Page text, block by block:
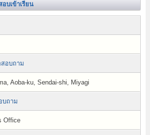
บเข้าเรียน
อบถาม
Aoba-ku, Sendai-shi, Miyagi
บถาม
Office